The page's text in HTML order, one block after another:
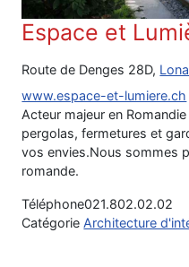
Espace et
Route de Denges 28D,
www.espace-et-lumiere.ch
Acteur majeur en
pergolas, fermetures et
vos envies.Nous sommes
romande.
Téléphone021.802.02.02
Catégorie Architecture